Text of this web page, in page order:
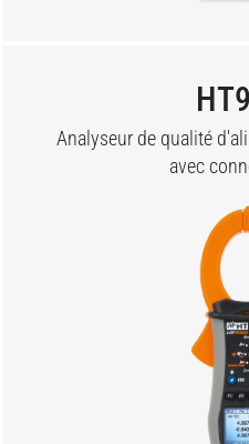
Analyseur de qualité
avec